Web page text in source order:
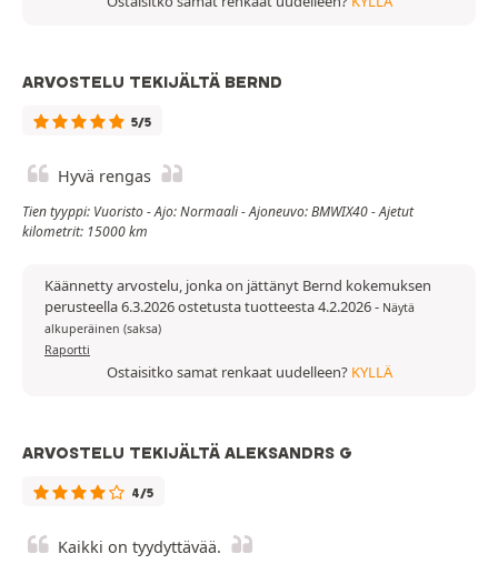
ARVOSTELU TEKIJÄLTÄ BERND
5/5
Hyvä rengas
Tien tyyppi: Vuoristo - Ajo: Normaali - Ajoneuvo: BMWIX40 - Ajetut
kilometrit: 15000 km
Käännetty arvostelu, jonka on jättänyt Bernd kokemuksen
perusteella 6.3.2026 ostetusta tuotteesta 4.2.2026- Näytä
alkuperäinen (saksa)
Raportti
Ostaisitko samat renkaat uudelleen? KYLLÄ
ARVOSTELU TEKIJÄLTÄ ALEKSANDRS G
4/5
Kaikki on tyydyttävää.